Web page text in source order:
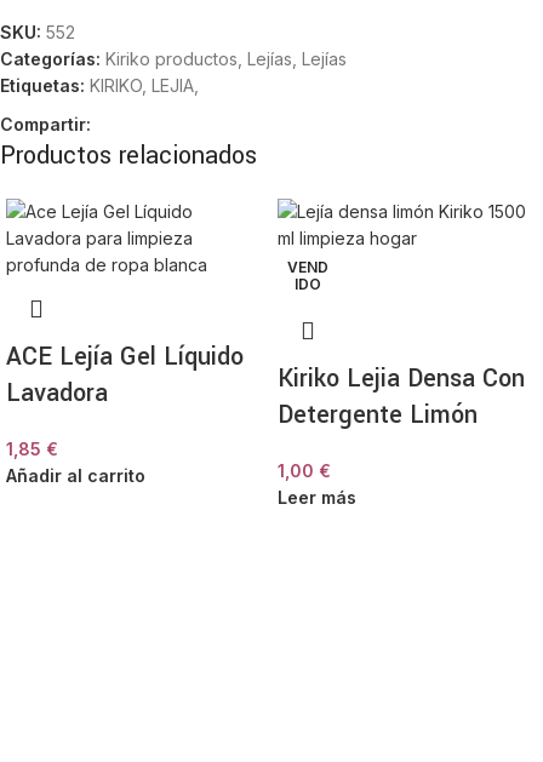
SKU: 552
Categorías: Kiriko productos Lejías Lejías
Etiquetas: KIRIKO LEJIA,
Compartir:
Productos relacionados
ACE Lejía Gel Líquido
Lavadora
1,85 €
Añadir al carrito
VEND
IDO
Kiriko Lejia Densa Con
Detergente Limón
1,00 €
Leer más